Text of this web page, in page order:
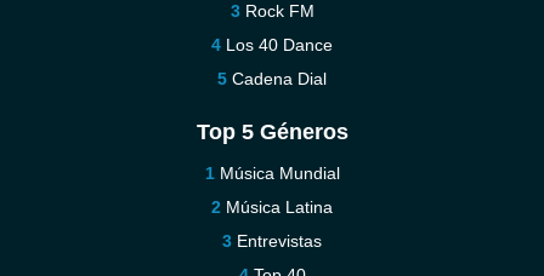
Rock FM
Los 40 Dance
Cadena Dial
Top 5 Géneros
Música Mundial
Música Latina
Entrevistas